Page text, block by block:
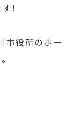
す!
市役所のホー